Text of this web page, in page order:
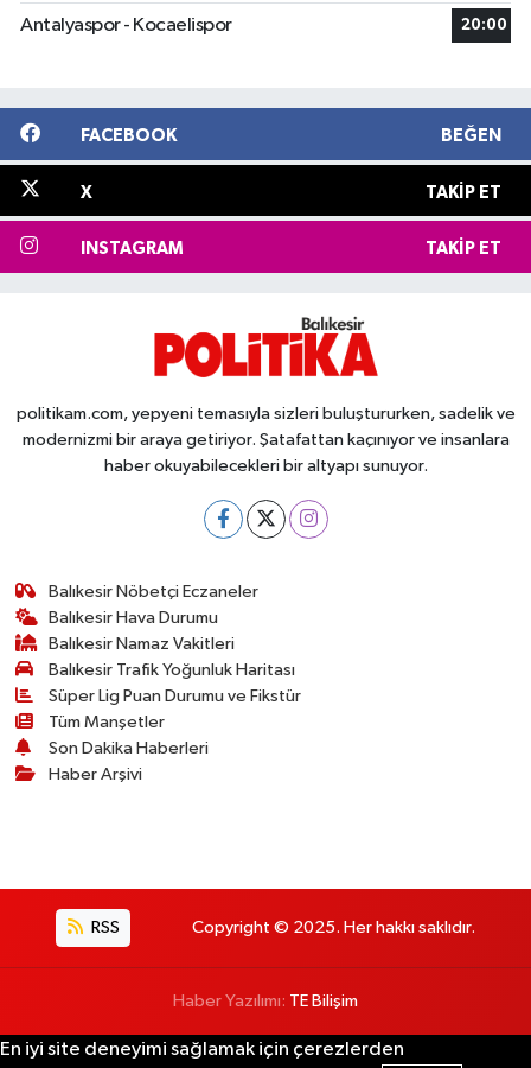
Antalyaspor - Kocaelispor 20:00
FACEBOOK BEĞEN
X TAKIP ET
INSTAGRAM TAKIP ET
politikam.com, yepyeni temasıyla sizleri buluştururken, sadelik ve
modernizmi bir araya getiriyor. Şatafattan kaçınıyor ve insanlara
haber okuyabilecekleri bir altyapı sunuyor.
Balıkesir Nöbetçi Eczaneler
Balıkesir Hava Durumu
Balıkesir Namaz Vakitleri
Balıkesir Trafik Yoğunluk Haritası
Süper Lig Puan Durumu ve Fikstür
Tüm Manşetler
Son Dakika Haberleri
Haber Arşivi
RSS Copyright © 2025. Her hakkı saklıdır.
Haber Yazılımı: TE Bilişim
En iyi site deneyimi sağlamak için çerezlerden